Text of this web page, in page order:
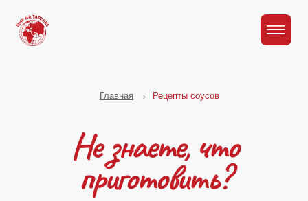
Не знаете, что
приготовить?
Рецепты соусов
Главная